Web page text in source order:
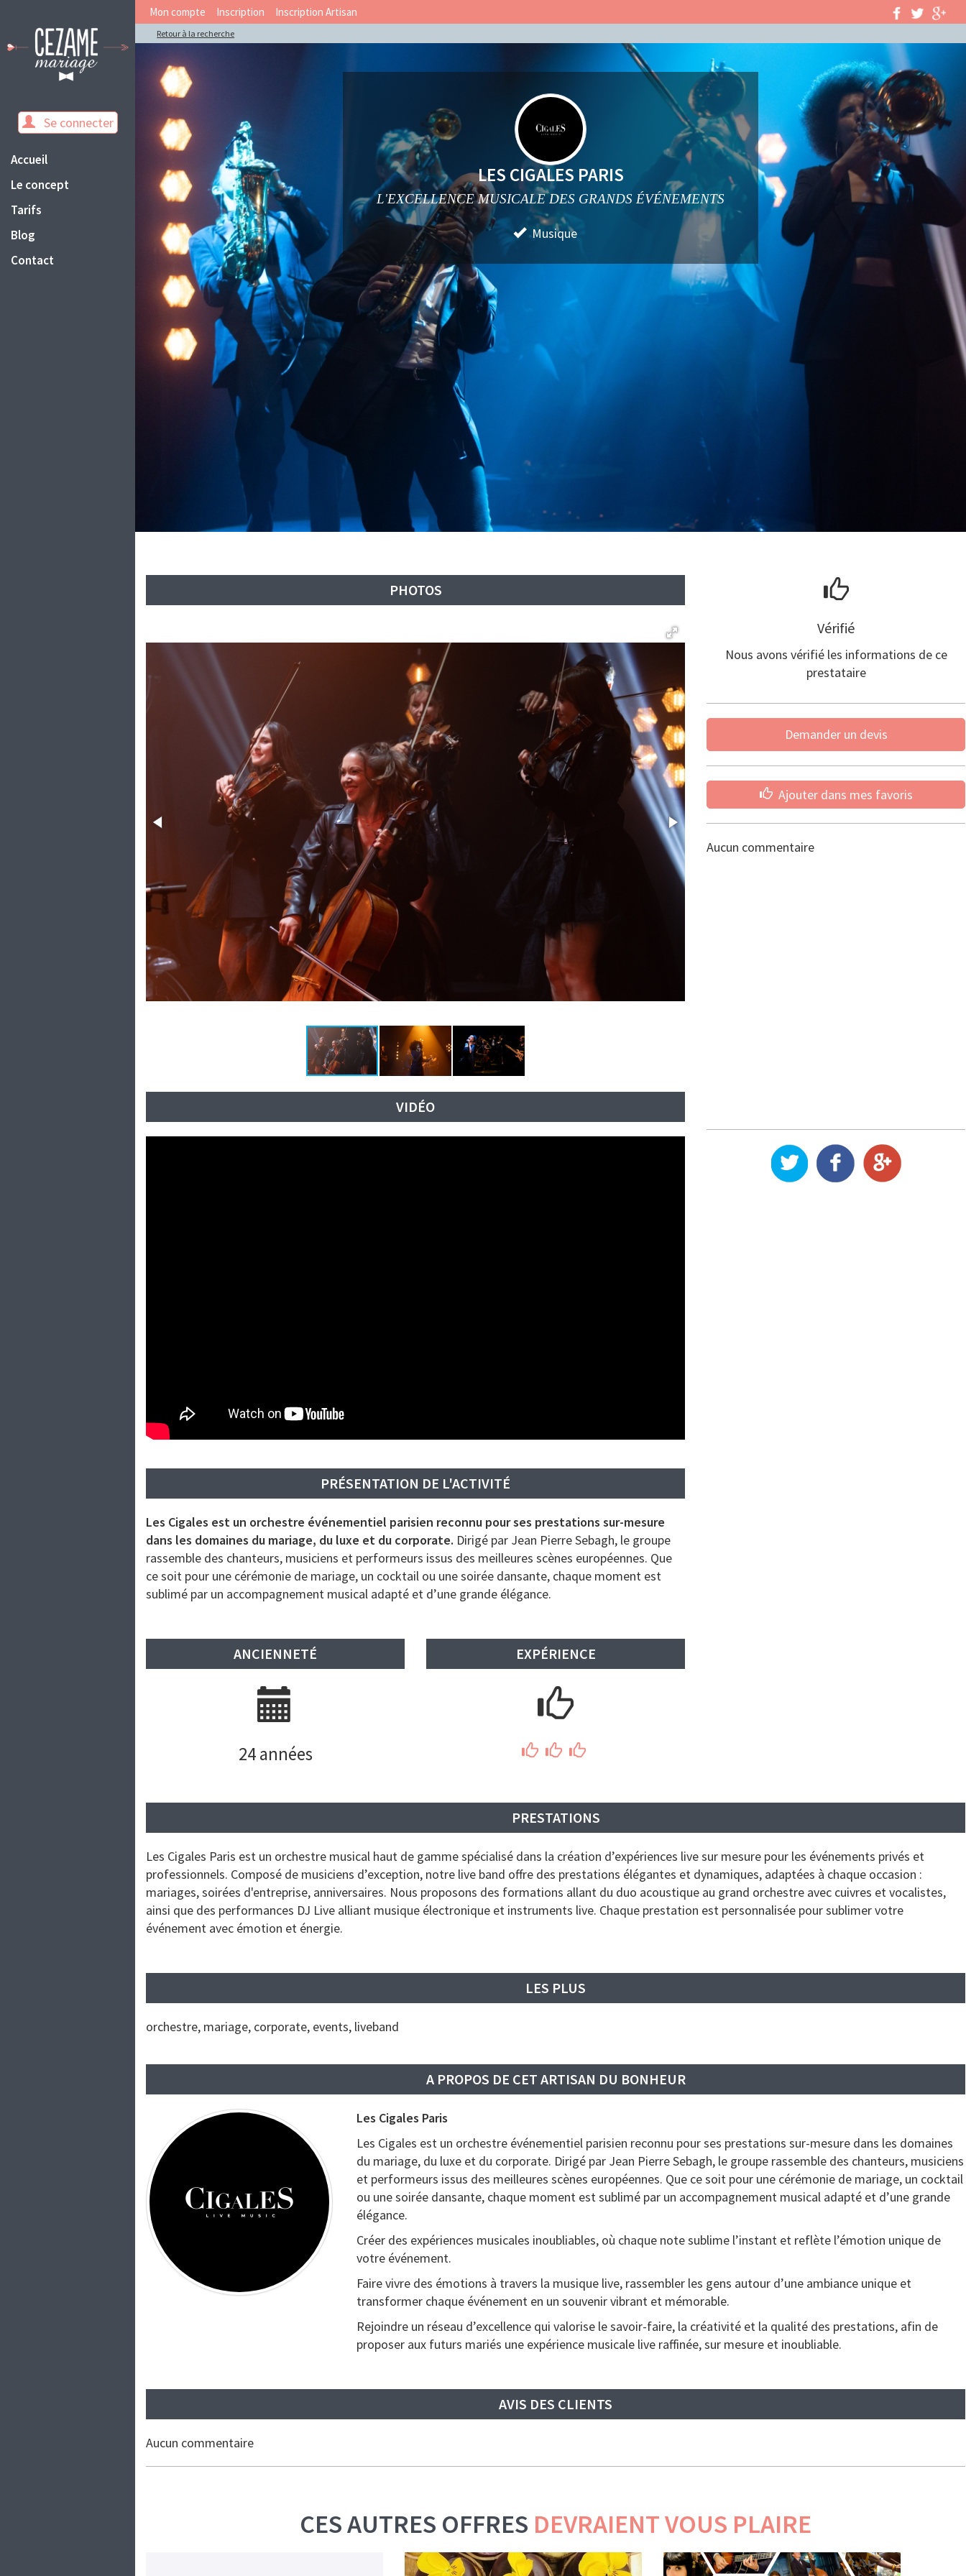
Se connecter
Accueil
Le concept
Tarifs
Blog
Contact
Mon compte Inscription Inscription Artisan
Retour à la recherche
LES CIGALES PARIS
L'EXCELLENCE MUSICALE DES GRANDS ÉVÉNEMENTS
Musique
PHOTOS
VIDÉO
PRÉSENTATION DE L'ACTIVITÉ
Les Cigales est un orchestre événementiel parisien reconnu pour ses prestations sur-mesure
dans les domaines du mariage, du luxe et du corporate. Dirigé par Jean Pierre Sebagh, le groupe
rassemble des chanteurs, musiciens et performeurs issus des meilleures scènes européennes. Que
ce soit pour une cérémonie de mariage, un cocktail ou une soirée dansante, chaque moment est
sublimé par un accompagnement musical adapté et d’une grande élégance.
Vérifié
Nous avons vérifié les informations de ce
prestataire
Demander un devis
Ajouter dans mes favoris
Aucun commentaire
ANCIENNETÉ
24 années
EXPÉRIENCE
PRESTATIONS
Les Cigales Paris est un orchestre musical haut de gamme spécialisé dans la création d’expériences live sur mesure pour les événements privés et
professionnels. Composé de musiciens d’exception, notre live band offre des prestations élégantes et dynamiques, adaptées à chaque occasion :
mariages, soirées d'entreprise, anniversaires. Nous proposons des formations allant du duo acoustique au grand orchestre avec cuivres et vocalistes,
ainsi que des performances DJ Live alliant musique électronique et instruments live. Chaque prestation est personnalisée pour sublimer votre
événement avec émotion et énergie.
LES PLUS
orchestre, mariage, corporate, events, liveband
A PROPOS DE CET ARTISAN DU BONHEUR
Les Cigales Paris
Les Cigales est un orchestre événementiel parisien reconnu pour ses prestations sur-mesure dans les domaines
du mariage, du luxe et du corporate. Dirigé par Jean Pierre Sebagh, le groupe rassemble des chanteurs, musiciens
et performeurs issus des meilleures scènes européennes. Que ce soit pour une cérémonie de mariage, un cocktail
ou une soirée dansante, chaque moment est sublimé par un accompagnement musical adapté et d’une grande
élégance.
Créer des expériences musicales inoubliables, où chaque note sublime l’instant et reflète l’émotion unique de
votre événement.
Faire vivre des émotions à travers la musique live, rassembler les gens autour d’une ambiance unique et
transformer chaque événement en un souvenir vibrant et mémorable.
Rejoindre un réseau d’excellence qui valorise le savoir-faire, la créativité et la qualité des prestations, afin de
proposer aux futurs mariés une expérience musicale live raffinée, sur mesure et inoubliable.
AVIS DES CLIENTS
Aucun commentaire
CES AUTRES OFFRES DEVRAIENT VOUS PLAIRE